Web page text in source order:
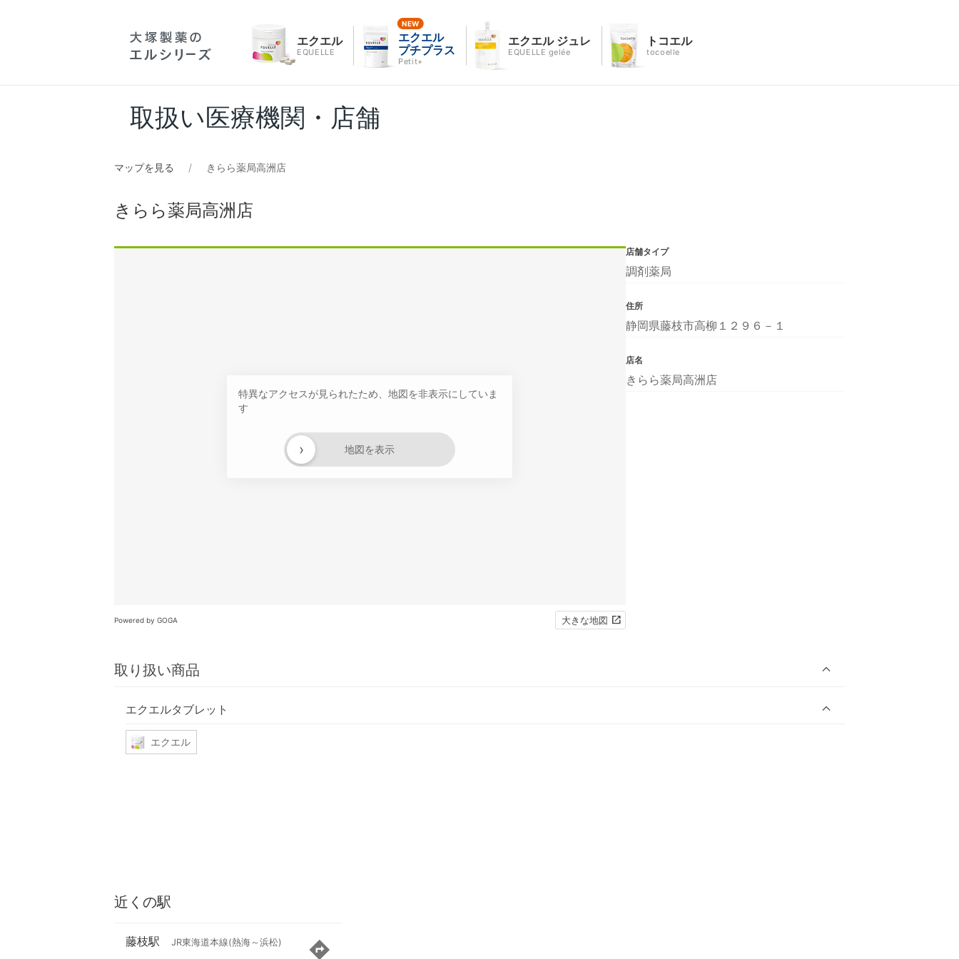
エクエル
EQUELLE
エクエル
プチプラス
Petit+
エクエル ジュレ
EQUELLE gelée
トコエル
tocoelle
取扱い医療機関・店舗
マップを見る きらら薬局高洲店
きらら薬局高洲店
特異なアクセスが見られたため、地図を非表示にしていま
す
地図を表示
›
Powered by GOGA 大きな地図
取り扱い商品
エクエルタブレット
エクエル
店舗タイプ
調剤薬局
住所
静岡県藤枝市高柳１２９６－１
店名
きらら薬局高洲店
近くの駅
藤枝駅 JR東海道本線(熱海～浜松)